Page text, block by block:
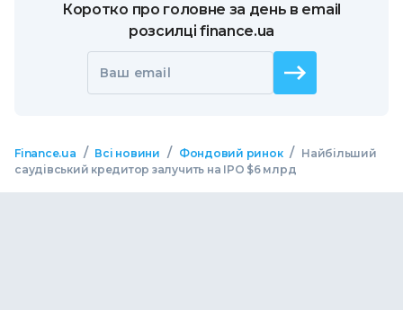
Коротко про головне за день в email
розсилці finance.ua
Ваш email
Finance.ua / Всі новини / Фондовий ринок / Найбільший
саудівський кредитор залучить на IPO $6 млрд